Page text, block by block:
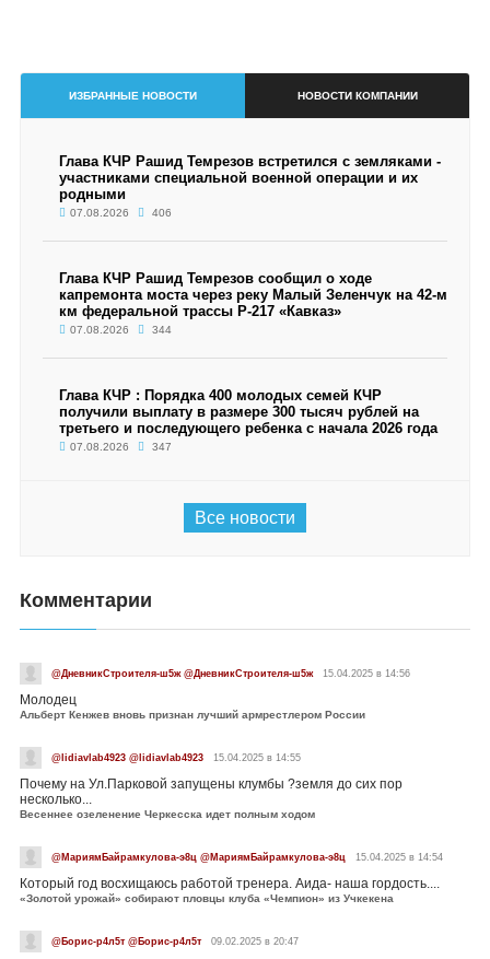
ИЗБРАННЫЕ НОВОСТИ НОВОСТИ КОМПАНИИ
Глава КЧР Рашид Темрезов встретился с земляками -
участниками специальной военной операции и их
родными
07.08.2026 406
Глава КЧР Рашид Темрезов сообщил о ходе
капремонта моста через реку Малый Зеленчук на 42-м
км федеральной трассы Р-217 «Кавказ»
07.08.2026 344
Глава КЧР : Порядка 400 молодых семей КЧР
получили выплату в размере 300 тысяч рублей на
третьего и последующего ребенка с начала 2026 года
07.08.2026 347
Все новости
Комментарии
@ДневникСтроителя-ш5ж @ДневникСтроителя-ш5ж 15.04.2025 в 14:56
Молодец
Альберт Кенжев вновь признан лучший армрестлером России
@lidiavlab4923 @lidiavlab4923 15.04.2025 в 14:55
Почему на Ул.Парковой запущены клумбы ?земля до сих пор
несколько...
Весеннее озеленение Черкесска идет полным ходом
@МариямБайрамкулова-э8ц @МариямБайрамкулова-э8ц 15.04.2025 в 14:54
Который год восхищаюсь работой тренера. Аида- наша гордость....
«Золотой урожай» собирают пловцы клуба «Чемпион» из Учкекена
@Борис-р4л5т @Борис-р4л5т 09.02.2025 в 20:47